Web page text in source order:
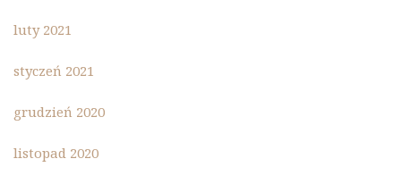
luty 2021
styczeń 2021
grudzień 2020
listopad 2020